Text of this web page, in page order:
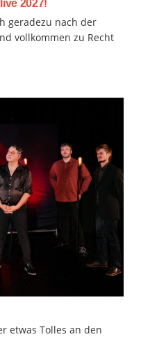
2027!
geradezu nach der
vollkommen zu Recht
etwas Tolles an den